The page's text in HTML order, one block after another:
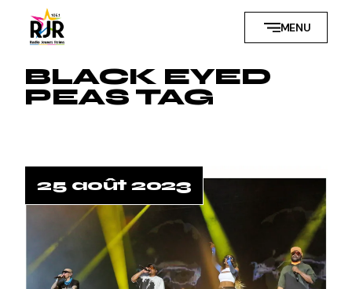
content
MENU
BLACK EYED
PEAS TAG
25 août 2023